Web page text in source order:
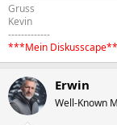
Gruss
Kevin
-------------
***Mein
Erwin
Well-Known